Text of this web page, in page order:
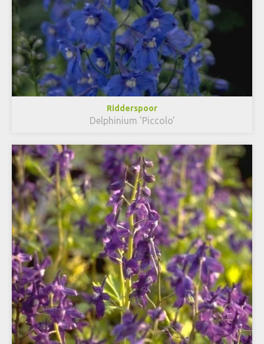
Ridderspoor
Delphinium 'Piccolo'